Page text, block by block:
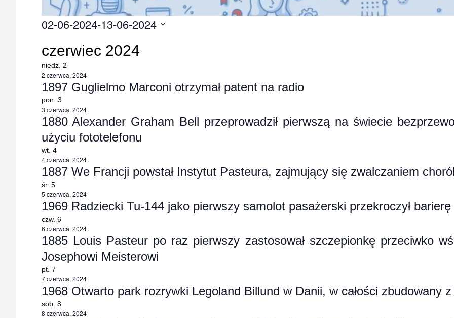
02-06-2024-13-06-2024
datę.
czerwiec 2024
niedz. 2
2 czerwca, 2024
1897 Guglielmo Marconi otrzymał patent na radio
pon. 3
3 czerwca, 2024
1880 Alexander Graham Bell przeprowadził pierwszą na świecie
użyciu fototelefonu
wt. 4
4 czerwca, 2024
1887 We Francji powstał Instytut Pasteura, zajmujący się zwalczaniem
śr. 5
5 czerwca, 2024
1969 Radziecki Tu-144 jako pierwszy samolot pasażerski przekroczył
czw. 6
6 czerwca, 2024
1885 Louis Pasteur po raz pierwszy zastosował szczepionkę przeciwko
Josephowi Meisterowi
pt. 7
7 czerwca, 2024
1968 Otwarto park rozrywki Legoland Billund w Danii, w całości zbudowany
sob. 8
8 czerwca, 2024